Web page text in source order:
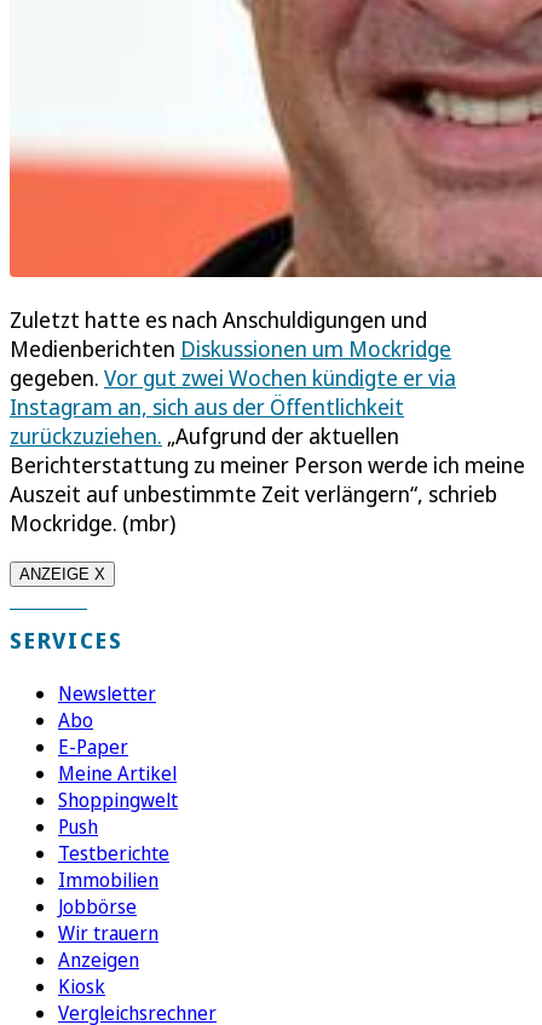
Zuletzt hatte es nach Anschuldigungen und
Medienberichten Diskussionen um Mockridge
gegeben. Vor gut zwei Wochen kündigte er via
Instagram an, sich aus der Öffentlichkeit
zurückzuziehen. „Aufgrund der aktuellen
Berichterstattung zu meiner Person werde ich meine
Auszeit auf unbestimmte Zeit verlängern“, schrieb
Mockridge. (mbr)
ANZEIGE X
SERVICES
Newsletter
Abo
E-Paper
Meine Artikel
Shoppingwelt
Push
Testberichte
Immobilien
Jobbörse
Wir trauern
Anzeigen
Kiosk
Vergleichsrechner